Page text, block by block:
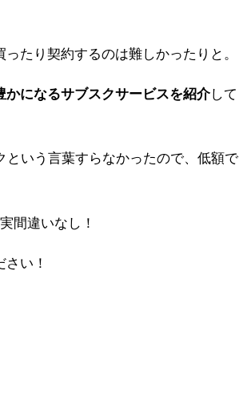
たり契約するのは難しかったりと。
になるサブスクサービスを紹介して
いう言葉すらなかったので、低額で
間違いなし！
い！